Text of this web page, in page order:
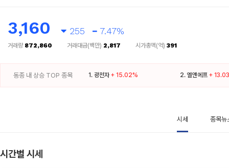
3,160 255 7.47%
거래량 872,860 거래대금(백만) 2,817 시가총액(억) 391
동종 내 상승 TOP 종목 1. 광전자 + 15.02% 2. 엘앤에프 +
시세 종목뉴